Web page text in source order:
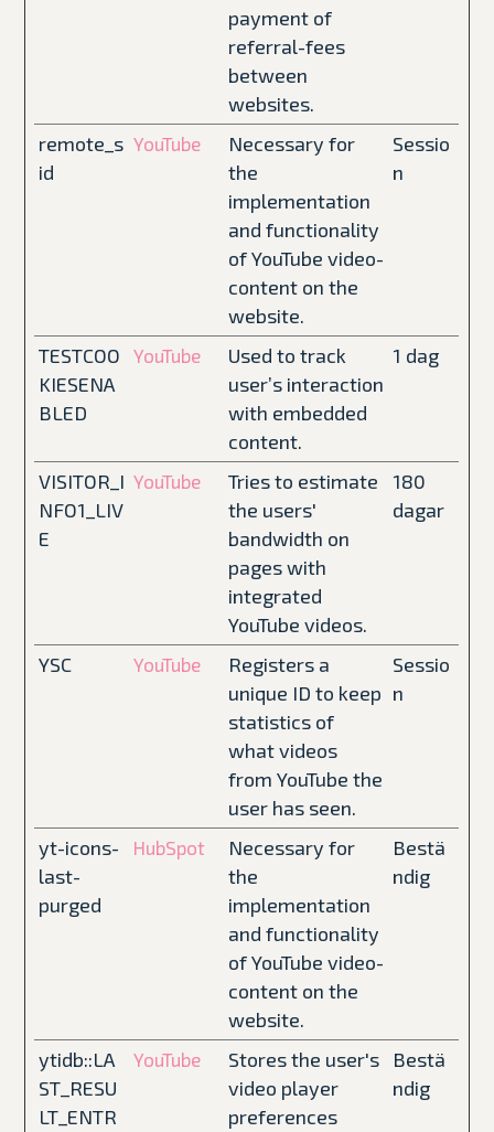
payment of
referral-fees
between
websites.
remote_s
id
YouTube
Necessary for
the
implementation
and functionality
of YouTube video-
content on the
website.
Sessio
n
TESTCOO
KIESENA
BLED
YouTube
Used to track
user’s interaction
with embedded
content.
1 dag
VISITOR_I
NFO1_LIV
E
YouTube
Tries to estimate
the users'
bandwidth on
pages with
integrated
YouTube videos.
180
dagar
YSC YouTube
Registers a
unique ID to keep
statistics of
what videos
from YouTube the
user has seen.
Sessio
n
yt-icons-
last-
purged
HubSpot
Necessary for
the
implementation
and functionality
of YouTube video-
content on the
website.
Bestä
ndig
ytidb::LA
ST_RESU
LT_ENTR
YouTube
Stores the user's
video player
preferences
Bestä
ndig